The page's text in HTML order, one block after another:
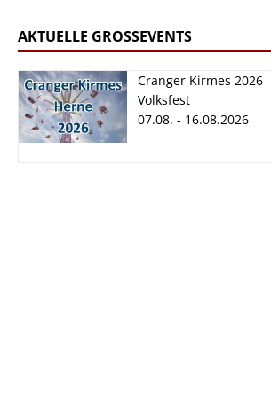
AKTUELLE GROSSEVENTS
Cranger Kirmes 2026
Volksfest
07.08. - 16.08.2026